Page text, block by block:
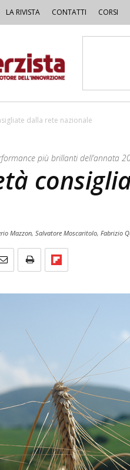
LA RIVISTA CONTATTI CORSI
dalla rete nazionale
più brillanti dell’annata
Mazzon, Salvatore Moscaritolo, Fabrizio